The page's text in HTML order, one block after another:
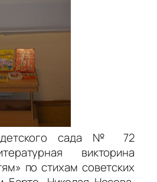
детского сада № 72
викторина
по стихам советских